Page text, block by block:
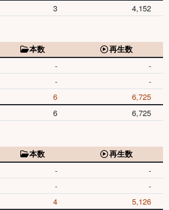
3 4,152
本数
再生数
- -
- -
6 6,725
6 6,725
本数
再生数
- -
- -
4 5,126